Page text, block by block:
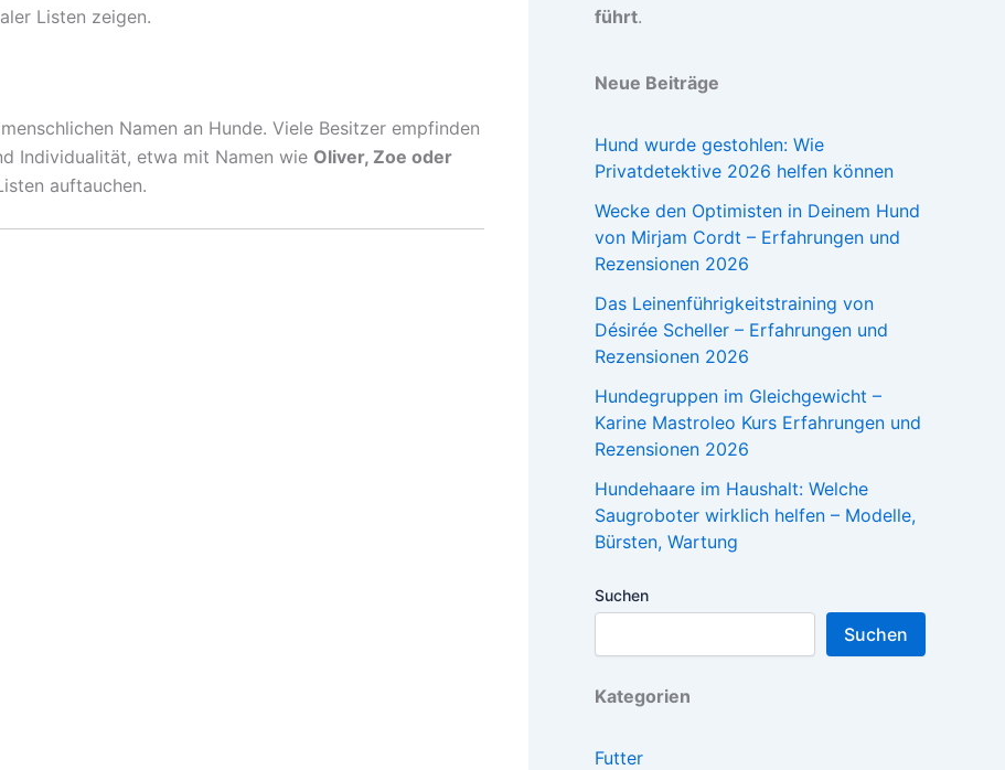
Listen zeigen.
Namen an Hunde. Viele Besitzer empfinden
Individualität, etwa mit Namen wie Oliver, Zoe oder
auftauchen.
führt.
Neue Beiträge
Hund wurde gestohlen: Wie
Privatdetektive 2026 helfen können
Wecke den Optimisten in Deinem Hund
von Mirjam Cordt – Erfahrungen und
Rezensionen 2026
Das Leinenführigkeitstraining von
Désirée Scheller – Erfahrungen und
Rezensionen 2026
Hundegruppen im Gleichgewicht –
Karine Mastroleo Kurs Erfahrungen und
Rezensionen 2026
Hundehaare im Haushalt: Welche
Saugroboter wirklich helfen – Modelle,
Bürsten, Wartung
Suchen
Suchen
Kategorien
Futter